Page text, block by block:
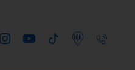
Youtube Tiktok Podcast Telefono